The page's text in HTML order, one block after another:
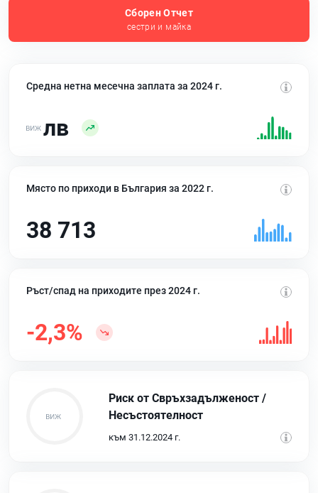
Сборен Отчет
сестри и майка
Средна нетна месечна заплата за 2024 г.
лв
Място по приходи в България за 2022 г.
38 713
Ръст/спад на приходите през 2024 г.
-2,3%
Риск от Свръхзадълженост /
Несъстоятелност
към 31.12.2024 г.